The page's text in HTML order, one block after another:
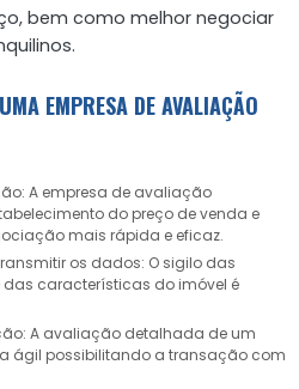
bem como melhor negociar
EMPRESA DE AVALIAÇÃO
do preço de venda e
mais rápida e eficaz.
características do imóvel é
ágil possibilitando a transação com